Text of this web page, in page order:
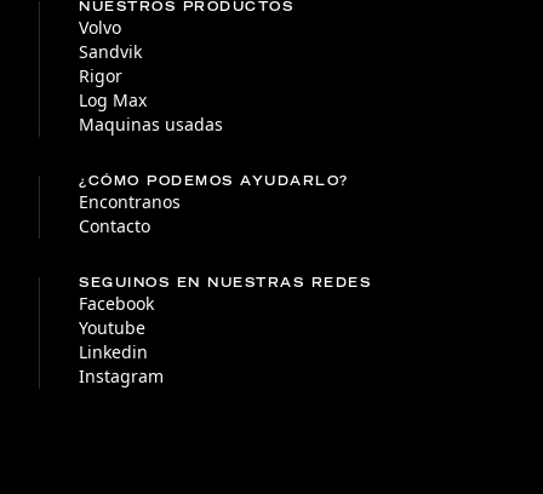
NUESTROS PRODUCTOS
Volvo
Sandvik
Rigor
Log Max
Maquinas usadas
¿CÓMO PODEMOS AYUDARLO?
Encontranos
Contacto
SEGUINOS EN NUESTRAS REDES
Facebook
Youtube
Linkedin
Instagram